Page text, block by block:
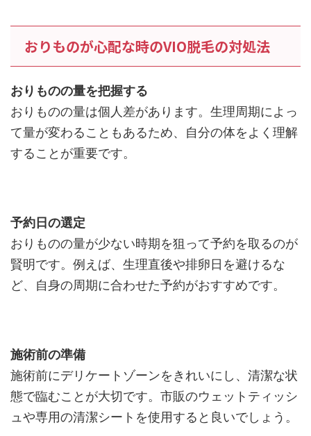
おりものが心配な時のVIO脱毛の対処法
おりものの量を把握する
おりものの量は個人差があります。生理周期によっ
て量が変わることもあるため、自分の体をよく理解
することが重要です。
予約日の選定
おりものの量が少ない時期を狙って予約を取るのが
賢明です。例えば、生理直後や排卵日を避けるな
ど、自身の周期に合わせた予約がおすすめです。
施術前の準備
施術前にデリケートゾーンをきれいにし、清潔な状
態で臨むことが大切です。市販のウェットティッシ
ュや専用の清潔シートを使用すると良いでしょう。